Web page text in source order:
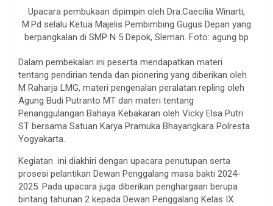
Upacara pembukaan dipimpin oleh Dra.Caecilia Winarti,
M.Pd selalu Ketua Majelis Pembimbing Gugus Depan yang
berpangkalan di SMP N 5 Depok, Sleman. Foto: agung bp
Dalam pembekalan ini peserta mendapatkan materi
tentang pendirian tenda dan pionering yang diberikan oleh
M Raharja LMG, materi pengenalan peralatan repling oleh
Agung Budi Putranto MT dan materi tentang
Penanggulangan Bahaya Kebakaran oleh Vicky Elsa Putri
ST bersama Satuan Karya Pramuka Bhayangkara Polresta
Yogyakarta.
Kegiatan ini diakhiri dengan upacara penutupan serta
prosesi pelantikan Dewan Penggalang masa bakti 2024-
2025. Pada upacara juga diberikan penghargaan berupa
bintang tahunan 2 kepada Dewan Penggalang Kelas IX.